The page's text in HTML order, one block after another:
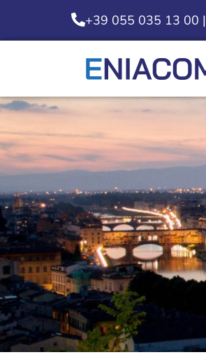
+39 055 035 13 00